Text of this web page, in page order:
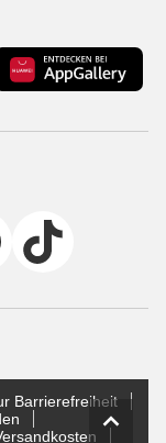
Barrierefreiheit